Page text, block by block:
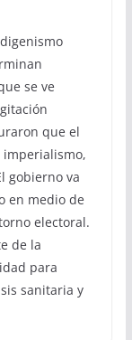
se ve
que el
gobierno va
en medio de
electoral.
de la
para
sanitaria y